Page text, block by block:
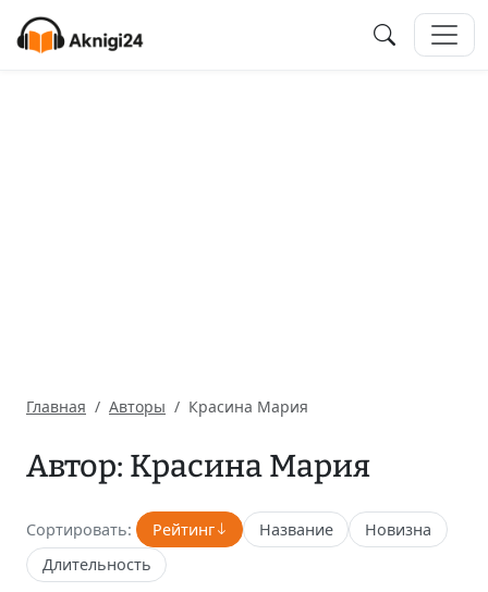
Главная Авторы Красина Мария
Автор: Красина Мария
Сортировать: Рейтинг Название
Новизна
Длительность